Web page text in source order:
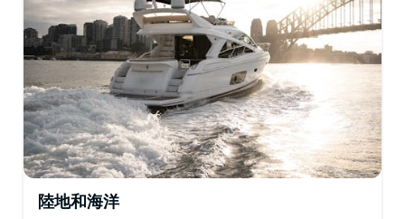
陸地和海洋